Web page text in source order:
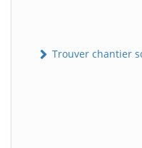
Trouver chantier